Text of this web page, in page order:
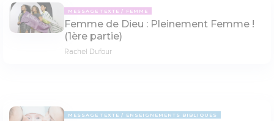
MESSAGE TEXTE FEMME
Femme de Dieu : Pleinement Femme !
(1ère partie)
Rachel Dufour
MESSAGE TEXTE ENSEIGNEMENTS BIBLIQUES